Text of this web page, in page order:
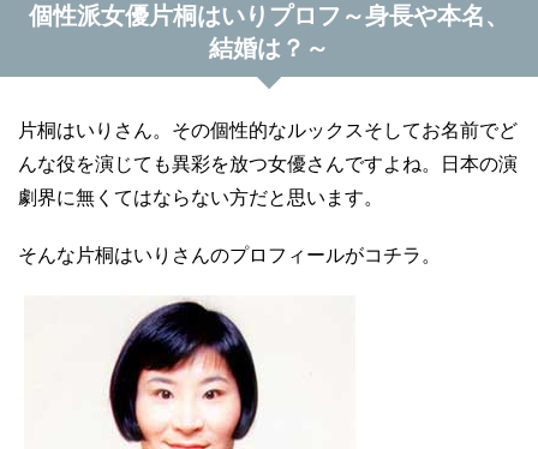
個性派女優片桐はいりプロフ～身長や本名、
結婚は？～
片桐はいりさん。その個性的なルックスそしてお名前でど
んな役を演じても異彩を放つ女優さんですよね。日本の演
劇界に無くてはならない方だと思います。
そんな片桐はいりさんのプロフィールがコチラ。